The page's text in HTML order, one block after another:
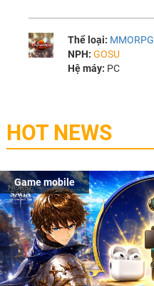
Thể loại: MMORPG
NPH:GOSU
Hệ máy: PC
HOT NEWS
Game mobile